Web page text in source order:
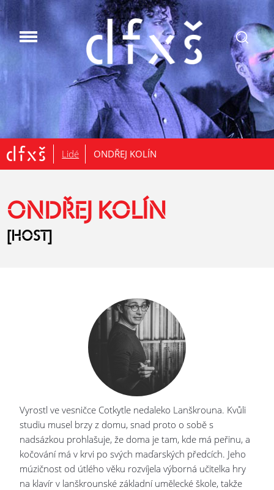
.
Lidé ONDŘEJ KOLÍN
ONDŘEJ KOLÍN
[HOST]
Vyrostl ve vesničce Cotkytle nedaleko Lanškrouna. Kvůli
studiu musel brzy z domu, snad proto o sobě s
nadsázkou prohlašuje, že doma je tam, kde má peřinu, a
kočování má v krvi po svých maďarských předcích. Jeho
múzičnost od útlého věku rozvíjela výborná učitelka hry
na klavír v lanškrounské základní umělecké škole, takže